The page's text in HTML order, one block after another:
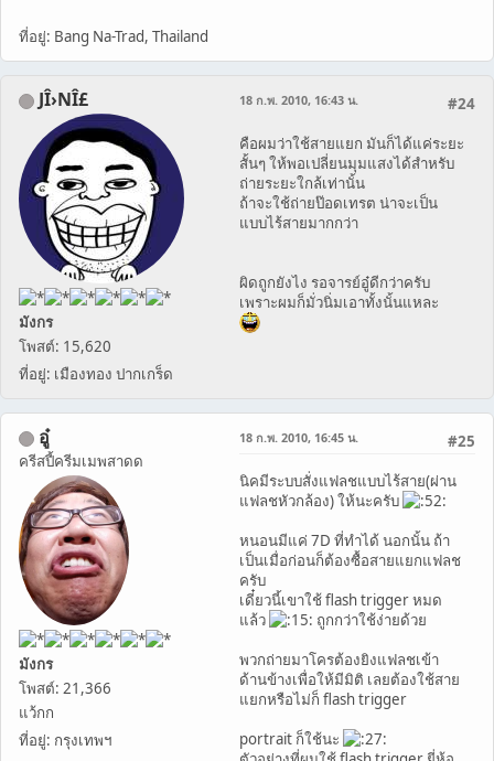
ที่อยู่: Bang Na-Trad, Thailand
JÎ›NÎ£
มังกร
โพสต์: 15,620
ที่อยู่: เมืองทอง ปากเกร็ด
#24
18 ก.พ. 2010, 16:43 น.
คือผมว่าใช้สายแยก มันก็ได้แค่ระยะ
สั้นๆ ให้พอเปลี่ยนมุมแสงได้สำหรับ
ถ่ายระยะใกล้เท่านั้น
ถ้าจะใช้ถ่ายป๊อดเทรต น่าจะเป็น
แบบไร้สายมากกว่า
ผิดถูกยังไง รอจารย์อู๋ดีกว่าครับ
เพราะผมก็มั่วนิ่มเอาทั้งนั้นแหละ
อู๋
ครีสปี้ครีมเมพสาดด
มังกร
โพสต์: 21,366
แว้กก
ที่อยู่: กรุงเทพฯ
#25
18 ก.พ. 2010, 16:45 น.
นิคมีระบบสั่งแฟลชแบบไร้สาย(ผ่าน
แฟลชหัวกล้อง) ให้นะครับ
หนอนมีแค่ 7D ที่ทำได้ นอกนั้น ถ้า
เป็นเมื่อก่อนก็ต้องซื้อสายแยกแฟลช
ครับ
เดี๋ยวนี้เขาใช้ flash trigger หมด
แล้ว
ถูกกว่าใช้ง่ายด้วย
พวกถ่ายมาโครต้องยิงแฟลชเข้า
ด้านข้างเพื่อให้มีมิติ เลยต้องใช้สาย
แยกหรือไม่ก็ flash trigger
portrait ก็ใช้นะ